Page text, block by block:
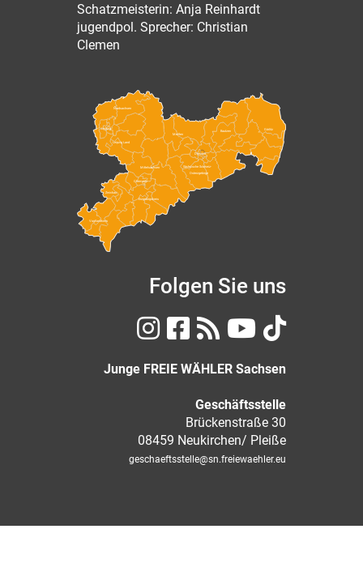
Schatzmeisterin: Anja Reinhardt
jugendpol. Sprecher: Christian
Clemen
Bautzen Görlitz
Leipzig
Leipzig Land
Meißen
Erzgebirgskreis
Mittelsachsen
Nordsachsen
Osterzgebirge
Sächsische Schweiz-
Vogtlandkreis
Zwickau
Dresden
Chemnitz
Folgen Sie uns
Junge FREIE WÄHLER Sachsen
Geschäftsstelle
Brückenstraße 30
08459 Neukirchen/ Pleiße
geschaeftsstelle@sn.freiewaehler.eu